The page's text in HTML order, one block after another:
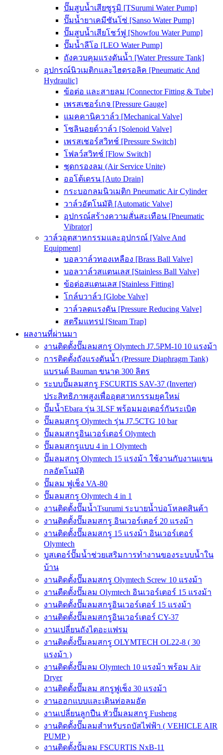
ปั๊มสูบน้ำเสียซูรูมิ [TSurumi Water Pump]
ปั๊มน้ำยาเคมีซันโซ่ [Sanso Water Pump]
ปั๊มสูบน้ำเสียโชว์ฟู [Showfou Water Pump]
ปั๊มน้ำลีโอ [LEO Water Pump]
ถังควบคุมแรงดันน้ำ [Water Pressure Tank]
อุปกรณ์นิวเมติกและไฮดรอลิค [Pneumatic And
Hydraulic]
ข้อต่อ และสายลม [Connector Fitting & Tube]
เพรสเชอร์เกจ [Pressure Gauge]
แมคคานิควาล์ว [Mechanical Valve]
โซลินอยด์วาล์ว [Solenoid Valve]
เพรสเชอร์สวิทช์ [Pressure Switch]
โฟลว์สวิทช์ [Flow Switch]
ชุดกรองลม (Air Service Unite)
ออโต้เดรน [Auto Drain]
กระบอกลมนิวเมติก Pneumatic Air Cylinder
วาล์วอัตโนมัติ [Automatic Valve]
อุปกรณ์สร้างความสั่นสะเทือน [Pneumatic
Vibrator]
วาล์วอุตสาหกรรมและอุปกรณ์ [Valve And
Equipment]
บอลวาล์วทองเหลือง [Brass Ball Valve]
บอลวาล์วสแตนเลส [Stainless Ball Valve]
ข้อต่อสแตนเลส [Stainless Fitting]
โกล์บวาล์ว [Globe Valve]
วาล์วลดแรงดัน [Pressure Reducing Valve]
สตรีมแทรป [Steam Trap]
ผลงานที่ผ่านมา
งานติดตั้งปั๊มลมสกรู Olymtech J7.5PM-10 10 แรงม้า
การติดตั้งถังแรงดันน้ำ (Pressure Diaphragm Tank)
แบรนด์ Bauman ขนาด 300 ลิตร
ระบบปั๊มลมสกรู FSCURTIS SAV-37 (Inverter)
ประสิทธิภาพสูงเพื่ออุตสาหกรรมยุคใหม่
ปั๊มน้ำEbara รุ่น 3LSF พร้อมมอเตอร์กันระเบิด
ปั๊มลมสกรู Olymtech รุ่น J7.5CTG 10 bar
ปั๊มลมสกรูอินเวอร์เตอร์ Olymtech
ปั๊มลมสกรูแบบ 4 in 1 Olymtech
ปั๊มลมสกรู Olymtech 15 แรงม้า ใช้งานกับงานแขน
กลอัตโนมัติ
ปั๊มลม ฟูเช็ง VA-80
ปั๊มลมสกรู Olymtech 4 in 1
งานติดตั้งปั๊มน้ำTsurumi ระบายน้ำบ่อโหลดสินค้า
งานติดตั้งปั๊มลมสกรู อินเวอร์เตอร์ 20 แรงม้า
งานติดตั้งปั๊มลมสกรู 15 แรงม้า อินเวอร์เตอร์
Olymtech
บูสเตอร์ปั๊มน้ำช่วยเสริมการทำงานของระบบน้ำใน
บ้าน
งานติดตั้งปั๊มลมสกรู Olymtech Screw 10 แรงม้า
งานตืดตั้งปั๊มลม Olymtech อินเวอร์เตอร์ 15 แรงม้า
งานติดตั้งปั๊มลมสกรูอินเวอร์เตอร์ 15 แรงม้า
งานติดตั้งปั๊มลมสกรูอินเวอร์เตอร์ CY-37
งานเปลี่ยนถังไดอะแฟรม
งานติดตั้งปั๊มลมสกรู OLYMTECH OL22-8 ( 30
แรงม้า )
งานติดตั้งปั๊มลม Olymtech 10 แรงม้า พร้อม Air
Dryer
งานติดตั้งปั๊มลม สกรูฟูเช็ง 30 แรงม้า
งานออกแบบและเดินท่อลมอัด
งานเปลี่ยนลูกปืน หัวปั๊มลมสกรู Fusheng
งานติดตั้งปั๊มลมสำหรับรถบัสไฟฟ้า ( VEHICLE AIR
PUMP )
งานติดตั้งปั้มลม FSCURTIS NxB-11